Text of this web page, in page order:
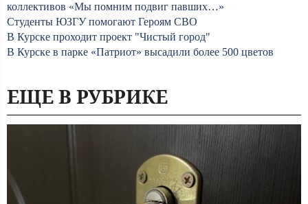
коллективов «Мы помним подвиг павших…»
Студенты ЮЗГУ помогают Героям СВО
В Курске проходит проект "Чистый город"
В Курске в парке «Патриот» высадили более 500 цветов
ЕЩЕ В РУБРИКЕ